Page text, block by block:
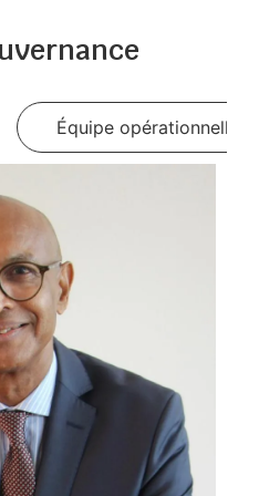
Équipe opérationnelle
des Chambres de
et d’Artisanat